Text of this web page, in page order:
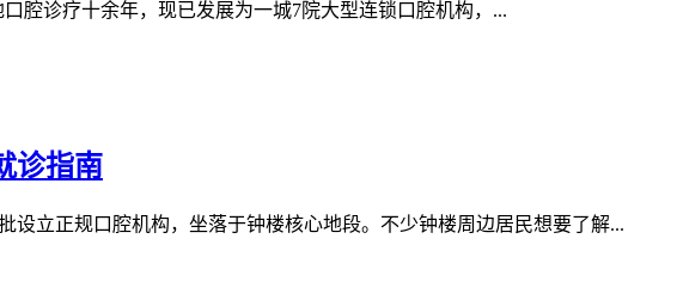
腔诊疗十余年，现已发展为一城7院大型连锁口腔机构，...
诊指南
立正规口腔机构，坐落于钟楼核心地段。不少钟楼周边居民想要了解...